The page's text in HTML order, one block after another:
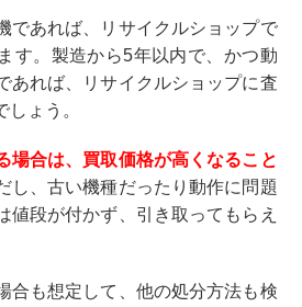
であれば、リサイクルショップで
す。製造から5年以内で、かつ動
あれば、リサイクルショップに査
ょう。
場合は、買取価格が高くなること
し、古い機種だったり動作に問題
値段が付かず、引き取ってもらえ
合も想定して、他の処分方法も検